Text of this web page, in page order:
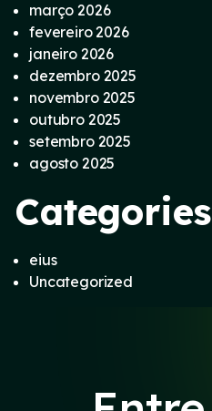
março 2026
fevereiro 2026
janeiro 2026
dezembro 2025
novembro 2025
outubro 2025
setembro 2025
agosto 2025
Categories
eius
Uncategorized